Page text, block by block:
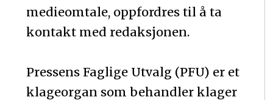
medieomtale, oppfordres til å ta
kontakt med redaksjonen.
Pressens Faglige Utvalg (PFU) er et
klageorgan som behandler klager